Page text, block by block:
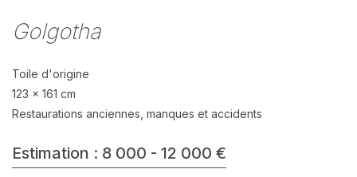
Golgotha
Toile d'origine
123 x 161 cm
Restaurations anciennes, manques et accidents
Estimation : 8 000 - 12 000 €